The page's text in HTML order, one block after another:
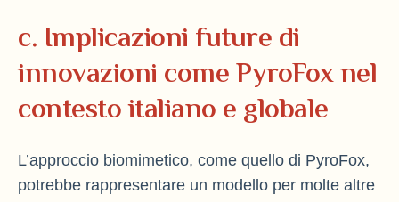
c. Implicazioni future di
innovazioni come PyroFox nel
contesto italiano e globale
L’approccio biomimetico, come quello di PyroFox,
potrebbe rappresentare un modello per molte altre